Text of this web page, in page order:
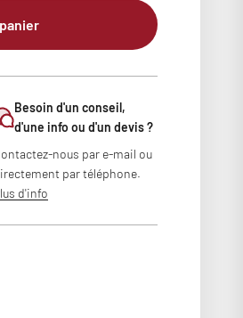
Besoin d'un conseil,
d'une info ou d'un devis ?
nous par e-mail ou
par téléphone.
d'info